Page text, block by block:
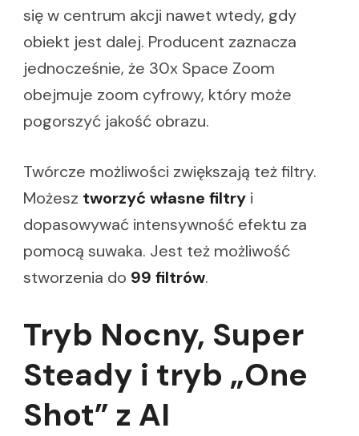
się w centrum akcji nawet wtedy, gdy
obiekt jest dalej. Producent zaznacza
jednocześnie, że 30x Space Zoom
obejmuje zoom cyfrowy, który może
pogorszyć jakość obrazu.
Twórcze możliwości zwiększają też filtry.
Możesz tworzyć własne filtry i
dopasowywać intensywność efektu za
pomocą suwaka. Jest też możliwość
stworzenia do 99 filtrów.
Tryb Nocny, Super
Steady i tryb „One
Shot” z AI